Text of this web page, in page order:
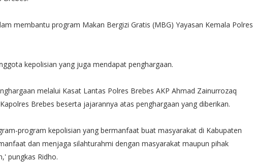
membantu program Makan Bergizi Gratis (MBG) Yayasan Kemala Polres
kepolisian yang juga mendapat penghargaan.
melalui Kasat Lantas Polres Brebes AKP Ahmad Zainurrozaq
Brebes beserta jajarannya atas penghargaan yang diberikan.
program kepolisian yang bermanfaat buat masyarakat di Kabupaten
dan menjaga silahturahmi dengan masyarakat maupun pihak
pungkas Ridho.